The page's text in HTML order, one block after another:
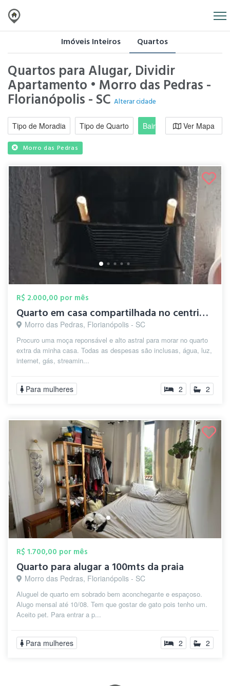
Imóveis Inteiros Quartos
Quartos para Alugar, Dividir
Apartamento • Morro das Pedras -
Florianópolis - SC Alterar cidade
Tipo de Moradia Tipo de Quarto Bairro / RegiãoVer Mapa
Morro das Pedras
R$ 2.000,00 por mês
Quarto em casa compartilhada no centrinh...
Morro das Pedras, Florianópolis - SC
Procuro uma moça reponsável e alto astral para morar no quarto
extra da minha casa. Todas as despesas são inclusas, água, luz,
internet, gás, streamin...
Para mulheres 2 2
R$ 1.700,00 por mês
Quarto para alugar a 100mts da praia
Morro das Pedras, Florianópolis - SC
Aluguel de quarto em sobrado bem aconchegante e espaçoso.
Alugo mensal até 10/08. Tem que gostar de gato pois tenho um.
Aceito pet. Para entrar a p...
Para mulheres 2 2